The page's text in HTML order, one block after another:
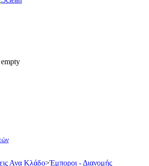
Ανα Κλάδο>Έμποροι - Διανομής